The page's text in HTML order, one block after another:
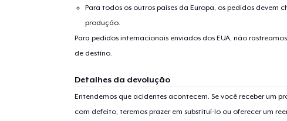
Para todos os outros países da Europa, os pedidos devem
produção.
Para pedidos internacionais enviados dos EUA, não
de destino.
Detalhes da devolução
Entendemos que acidentes acontecem. Se você receber um
com defeito, teremos prazer em substituí-lo ou oferecer um